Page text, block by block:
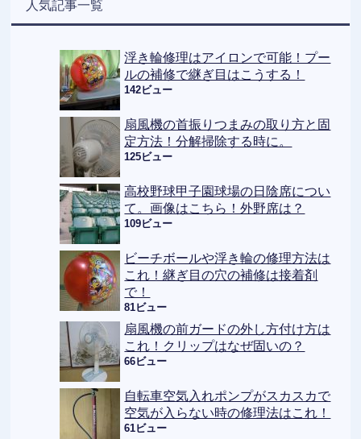
人気記事一覧
浮き輪修理はアイロンで可能！プー
ルの補修で継ぎ目はこうする！
142ビュー
扇風機の首振りつまみの取り方と固
定方法！分解掃除する時に。
125ビュー
高校野球甲子園球場の日陰席につい
て。画像はこちら！外野席は？
109ビュー
ビーチボールや浮き輪の修理方法は
これ！継ぎ目の穴の補修は接着剤
で！
81ビュー
扇風機の前ガードの外し方付け方は
これ！クリップはなぜ固いの？
66ビュー
自転車空気入れポンプがスカスカで
空気が入らない時の修理法はこれ！
61ビュー